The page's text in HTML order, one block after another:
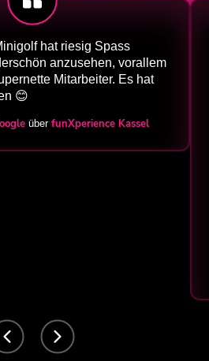
hat riesig Spass
anzusehen, vorallem
Mitarbeiter. Es hat
😊
über funXperience Kassel